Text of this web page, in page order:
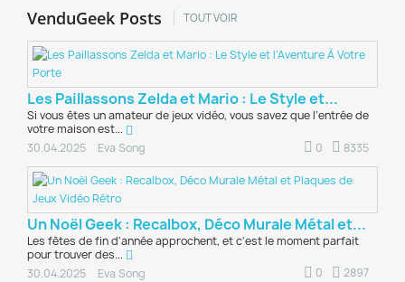
VenduGeek Posts TOUT VOIR
Les Paillassons Zelda et Mario : Le Style et...
Si vous êtes un amateur de jeux vidéo, vous savez que l’entrée de
votre maison est...
30.04.2025
Eva Song 8335
0
Un Noël Geek : Recalbox, Déco Murale Métal et...
Les fêtes de fin d'année approchent, et c'est le moment parfait
pour trouver des...
30.04.2025
Eva Song 2897
0